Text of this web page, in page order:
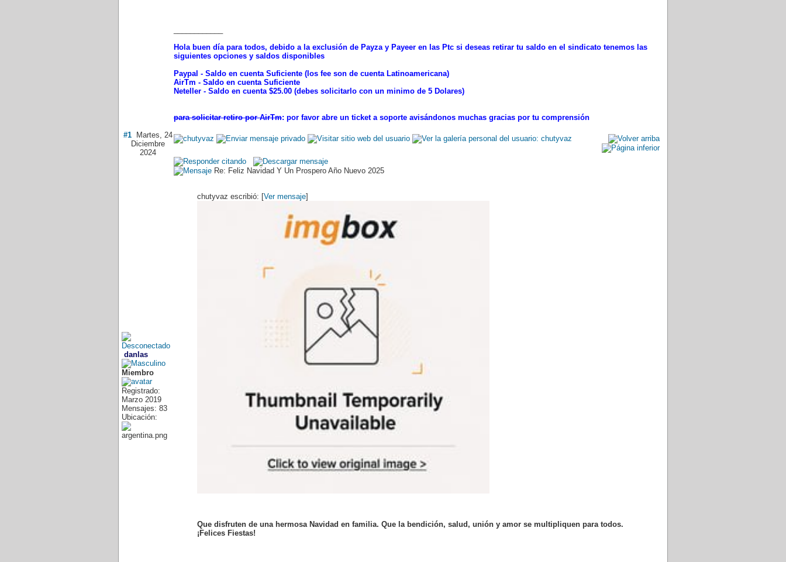
Hola buen día para todos, debido a la exclusión de Payza y Payeer en las Ptc si deseas retirar tu saldo en el sindicato tenemos las
siguientes opciones y saldos disponibles
Paypal - Saldo en cuenta Suficiente (los fee son de cuenta Latinoamericana)
AirTm - Saldo en cuenta Suficiente
Neteller - Saldo en cuenta $25.00 (debes solicitarlo con un minimo de 5 Dolares)
para solicitar retiro por AirTm: por favor abre un ticket a soporte avisándonos muchas gracias por tu comprensión
#1Martes, 24
Diciembre
2024
danlas
Miembro
Registrado:
Marzo 2019
Mensajes: 83
Ubicación:
Re: Feliz Navidad Y Un Prospero Año Nuevo 2025
chutyvaz escribió: [Ver mensaje]
Que disfruten de una hermosa Navidad en familia. Que la bendición, salud, unión y amor se multipliquen para todos.
¡Felices Fiestas!